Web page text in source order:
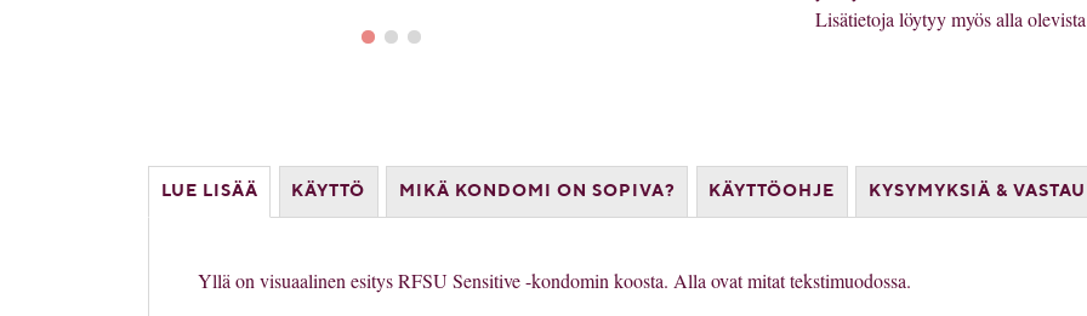
Lisätietoja löytyy myös alla
LUE LISÄÄ
Yllä on visuaalinen esitys RFSU Sensitive -kondomin koosta. Alla ovat mitat tekstimuodossa.
KÄYTTÖ MIKÄ KONDOMI ON SOPIVA? KÄYTTÖOHJE KYSYMYKSIÄ &